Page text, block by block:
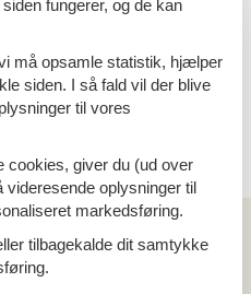
men ofte mere end det.
eller en feriebolig,
sommerhus og en rigtig god
7877 0427
fungerer, og de kan
må opsamle statistik, hjælper
siden. I så fald vil der blive
til vores
cookies, giver du (ud over
oplysninger til
markedsføring.
tilbagekalde dit samtykke